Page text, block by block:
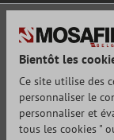
Bientôt les
Ce site utilise des
personnaliser le
personnaliser et
tous les cookies "